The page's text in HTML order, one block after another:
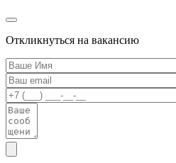
Откликнуться на вакансию